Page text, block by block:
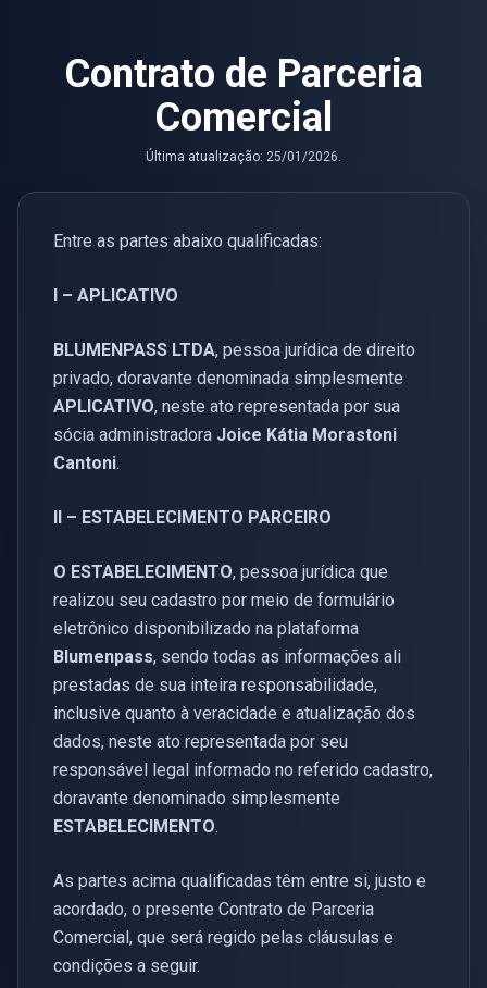
Contrato de Parceria
Comercial
Última atualização: 25/01/2026.
Entre as partes abaixo qualificadas:
I – APLICATIVO
BLUMENPASS LTDA, pessoa jurídica de direito
privado, doravante denominada simplesmente
APLICATIVO, neste ato representada por sua
sócia administradora Joice Kátia Morastoni
Cantoni.
II – ESTABELECIMENTO PARCEIRO
O ESTABELECIMENTO, pessoa jurídica que
realizou seu cadastro por meio de formulário
eletrônico disponibilizado na plataforma
Blumenpass, sendo todas as informações ali
prestadas de sua inteira responsabilidade,
inclusive quanto à veracidade e atualização dos
dados, neste ato representada por seu
responsável legal informado no referido cadastro,
doravante denominado simplesmente
ESTABELECIMENTO.
As partes acima qualificadas têm entre si, justo e
acordado, o presente Contrato de Parceria
Comercial, que será regido pelas cláusulas e
condições a seguir.